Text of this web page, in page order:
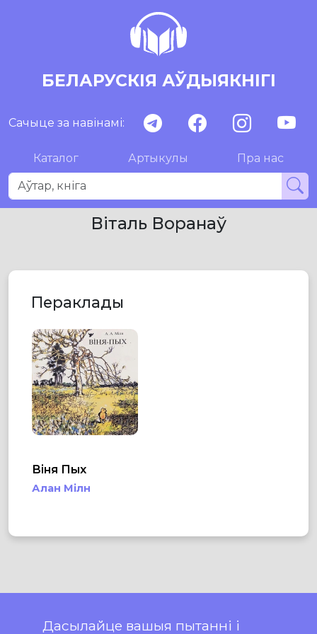
БЕЛАРУСКІЯ АЎДЫЯКНІГІ
Сачыце за навінамі:
Каталог Артыкулы Пра нас
Віталь Воранаў
Пераклады
Віня Пых
Алан Мілн
Дасылайце вашыя пытанні і